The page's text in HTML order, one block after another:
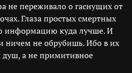
не переживало о гаснущих от
Глаза простых смертных
информацию куда лучше. И
ничем не обрубишь. Ибо в их
душ, а не примитивное